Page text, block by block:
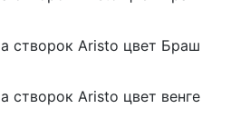
створок Aristo цвет Браш
створок Aristo цвет венге